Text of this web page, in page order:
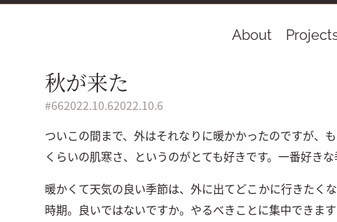
About
秋が来た
#662022.10.62022.10.6
ついこの間まで、外はそれなりに暖かかったのですが、
くらいの肌寒さ、というのがとても好きです。一番好きな
暖かくて天気の良い季節は、外に出てどこかに行きたく
時期。良いではないですか。やるべきことに集中できます